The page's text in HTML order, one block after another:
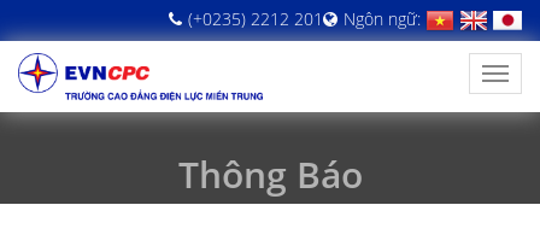
Ngôn ngữ:
(+0235) 2212 201
Thông Báo